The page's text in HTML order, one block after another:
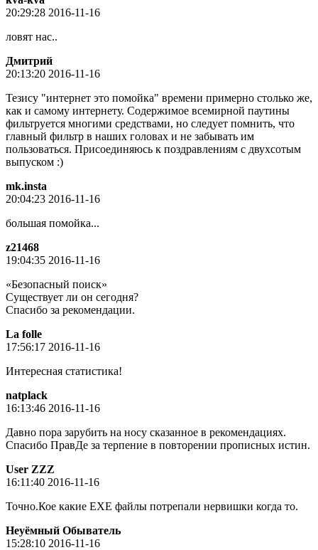
20:29:28 2016-11-16
ловят нас..
Дмитpий
20:13:20 2016-11-16
Тезису "интернет это помойка" времени примерно столько же,
как и самому интернету. Содержимое всемирной паутины
фильтруется многими средствами, но следует помнить, что
главный фильтр в наших головах и не забывать им
пользоваться. Присоединяюсь к поздравлениям с двухсотым
выпуском :)
mk.insta
20:04:23 2016-11-16
большая помойка...
z21468
19:04:35 2016-11-16
«Безопасный поиск»
Существует ли он сегодня?
Спасибо за рекомендации.
La folle
17:56:17 2016-11-16
Интересная статистика!
natplack
16:13:46 2016-11-16
Давно пора зарубить на носу сказанное в рекомендациях.
Спасибо ПравДе за терпение в повторении прописных истин.
User ZZZ
16:11:40 2016-11-16
Точно.Кое какие EXE файлы потрепали нервишки когда то.
Неуёмный Обыватель
15:28:10 2016-11-16